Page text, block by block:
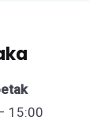
15:00